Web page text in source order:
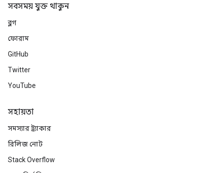
সবসময় যুক্ত থাকুন
ব্লগ
ফোরাম
GitHub
Twitter
YouTube
সহায়তা
সমস্যার ট্র্যাকার
রিলিজ নোট
Stack Overflow